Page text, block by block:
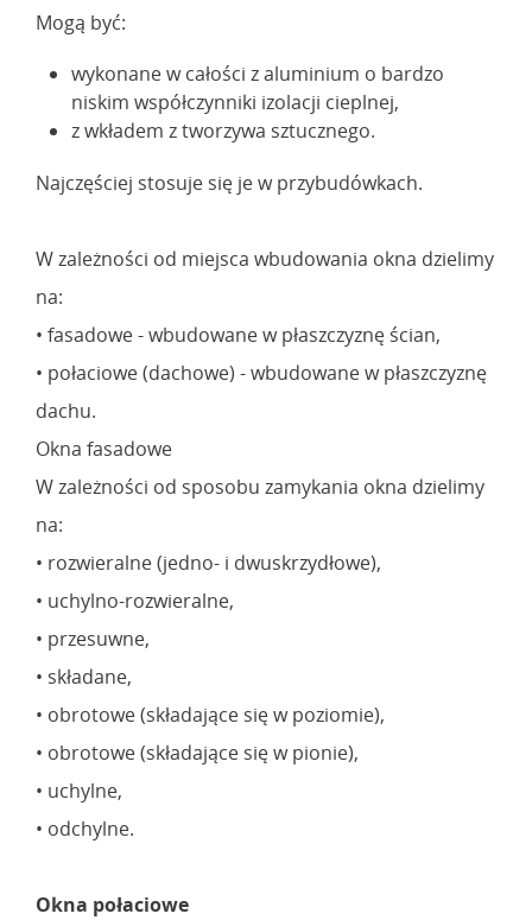
Mogą być:
wykonane w całości z aluminium o bardzo
niskim współczynniki izolacji cieplnej,
z wkładem z tworzywa sztucznego.
Najczęściej stosuje się je w przybudówkach.
W zależności od miejsca wbudowania okna dzielimy
na:
• fasadowe - wbudowane w płaszczyznę ścian,
• połaciowe (dachowe) - wbudowane w płaszczyznę
dachu.
Okna fasadowe
W zależności od sposobu zamykania okna dzielimy
na:
• rozwieralne (jedno- i dwuskrzydłowe),
• uchylno-rozwieralne,
• przesuwne,
• składane,
• obrotowe (składające się w poziomie),
• obrotowe (składające się w pionie),
• uchylne,
• odchylne.
Okna połaciowe